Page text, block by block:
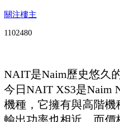
關注樓主
1102480
NAIT是Naim歷史悠久
今日NAIT XS3是Naim
機種，它擁有與高階機